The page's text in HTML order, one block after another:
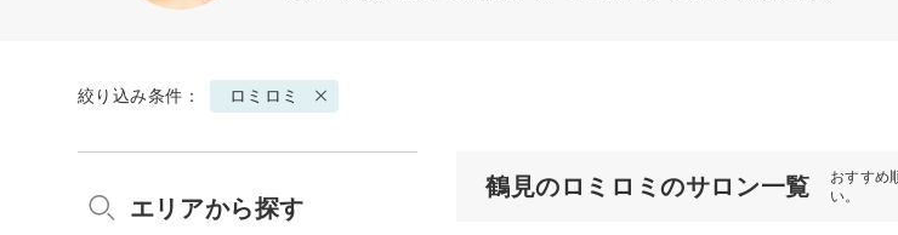
絞り込み条件： ロミロミ
鶴見のロミロミのサロン一覧
おすすめ
い。
エリアから探す